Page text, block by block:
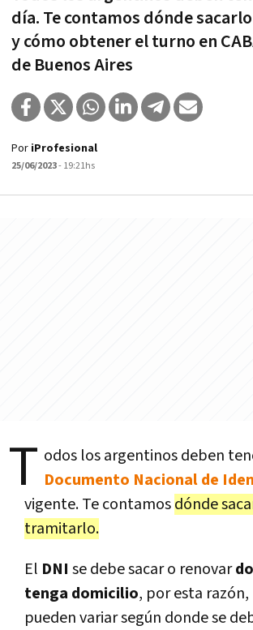
día. Te contamos dónde
y cómo obtener el turno en
de Buenos Aires
Por iProfesional
25/06/2023- 19:21hs
T odos los argentinos deben
Documento Nacional de
vigente. Te contamosdónde
tramitarlo.
El DNI se debe sacar o renovar
tenga domicilio, por esta
pueden variar según donde se